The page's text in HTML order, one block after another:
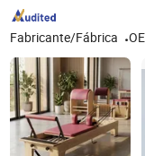
Fabricante/Fábrica